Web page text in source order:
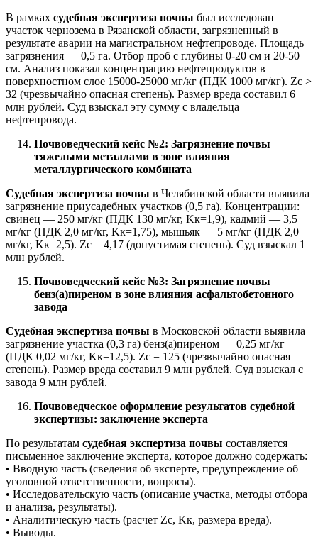
В рамках судебная экспертиза почвы был исследован
участок чернозема в Рязанской области, загрязненный в
результате аварии на магистральном нефтепроводе. Площадь
загрязнения — 0,5 га. Отбор проб с глубины 0-20 см и 20-50
см. Анализ показал концентрацию нефтепродуктов в
поверхностном слое 15000-25000 мг/кг (ПДК 1000 мг/кг). Zc >
32 (чрезвычайно опасная степень). Размер вреда составил 6
млн рублей. Суд взыскал эту сумму с владельца
нефтепровода.
Почвоведческий кейс №2: Загрязнение почвы
тяжелыми металлами в зоне влияния
металлургического комбината
Судебная экспертиза почвы в Челябинской области выявила
загрязнение приусадебных участков (0,5 га). Концентрации:
свинец — 250 мг/кг (ПДК 130 мг/кг, Kк=1,9), кадмий — 3,5
мг/кг (ПДК 2,0 мг/кг, Kк=1,75), мышьяк — 5 мг/кг (ПДК 2,0
мг/кг, Kк=2,5). Zc = 4,17 (допустимая степень). Суд взыскал 1
млн рублей.
Почвоведческий кейс №3: Загрязнение почвы
бенз(а)пиреном в зоне влияния асфальтобетонного
завода
Судебная экспертиза почвы в Московской области выявила
загрязнение участка (0,3 га) бенз(а)пиреном — 0,25 мг/кг
(ПДК 0,02 мг/кг, Kк=12,5). Zc = 125 (чрезвычайно опасная
степень). Размер вреда составил 9 млн рублей. Суд взыскал с
завода 9 млн рублей.
Почвоведческое оформление результатов судебной
экспертизы: заключение эксперта
По результатам судебная экспертиза почвы составляется
письменное заключение эксперта, которое должно содержать:
• Вводную часть (сведения об эксперте, предупреждение об
уголовной ответственности, вопросы).
• Исследовательскую часть (описание участка, методы отбора
и анализа, результаты).
• Аналитическую часть (расчет Zc, Kк, размера вреда).
• Выводы.